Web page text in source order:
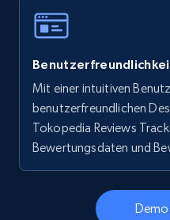
specific keywords
URL, Final price, Sku,
Specifications, Image
more.
5.6K+ 875+
Mit einer intuitiven
benutzerfreundlichen
Tokopedia Reviews
Bewertungsdaten und